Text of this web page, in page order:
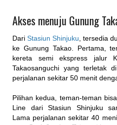
Akses menuju Gunung
Dari Stasiun Shinjuku, tersedia
ke Gunung Takao. Pertama,
kereta semi ekspress jalur
Takaosanguchi yang terletak
perjalanan sekitar 50 menit
Pilihan kedua, teman-teman
Line dari Stasiun Shinjuku
Lama perjalanan sekitar 40